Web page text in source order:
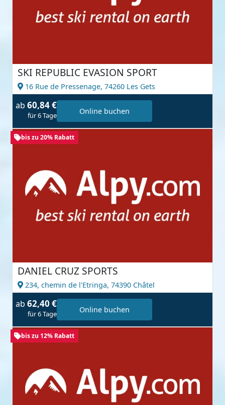
SKI REPUBLIC EVASION SPORT
16 Rue de Pressenage, 74260 Les Gets
ab 60,84 €
für 6 Tage Online buchen
bis zu 20% Rabatt
DANIEL CRUZ SPORTS
234, chemin de l'Etringa, 74390 Châtel
ab 62,40 €
für 6 Tage Online buchen
bis zu 12% Rabatt